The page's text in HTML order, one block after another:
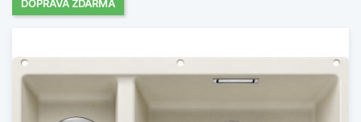
DOPRAVA ZDARMA